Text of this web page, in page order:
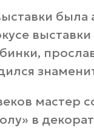
была
мастер
в